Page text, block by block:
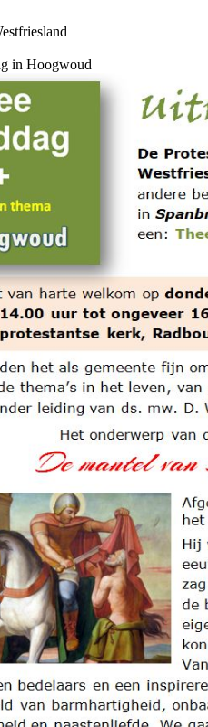
in Hoogwoud